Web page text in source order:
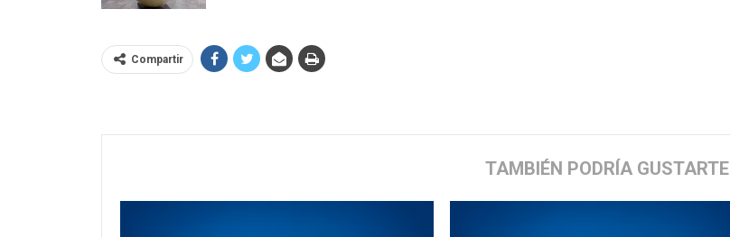
Compartir
TAMBIÉN PODRÍA GUSTARTE